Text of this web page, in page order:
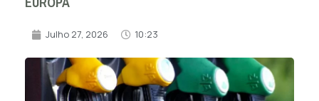
Julho 27, 2026 10:23